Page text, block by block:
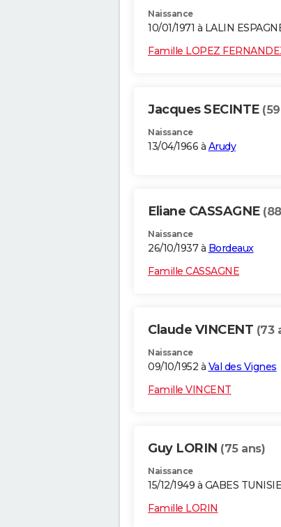
Naissance
10/01/1971 à LALIN
Famille LOPEZ
Jacques SECINTE
Naissance
13/04/1966 à Arudy
Eliane CASSAGNE
Naissance
26/10/1937 à Bordeaux
Famille CASSAGNE
Claude VINCENT (73
Naissance
09/10/1952 à Val des Vignes
Famille VINCENT
Guy LORIN (75 ans)
Naissance
15/12/1949 à GABES TUNISIE
Famille LORIN